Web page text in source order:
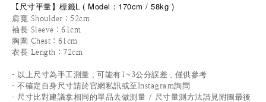
【 尺寸平量】標籤L ( Model：170cm / 58kg )
肩寬 Shoulder：52cm
袖長 Sleeve：61cm
胸圍 Chest：61cm
衣長 Length：72cm
- 以上尺寸為手工測量，可能有1~3公分誤差，僅供參考
- 不確定自身尺寸請於官網私訊或至Instagram詢問
- 尺寸比對建議拿相同的單品去做測量 / 尺寸量測方法請見附圖最後